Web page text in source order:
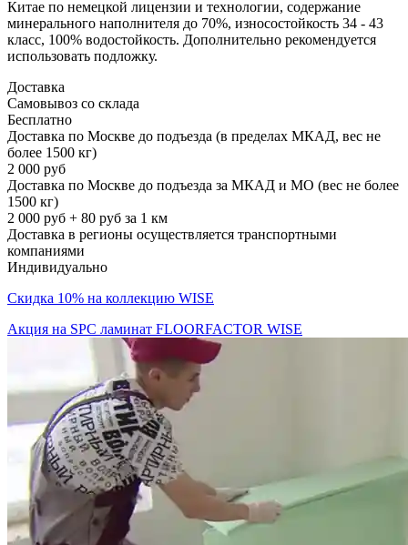
Китае по немецкой лицензии и технологии, содержание
минерального наполнителя до 70%, износостойкость 34 - 43
класс, 100% водостойкость. Дополнительно рекомендуется
использовать подложку.
Доставка
Самовывоз со склада
Бесплатно
Доставка по Москве до подъезда (в пределах МКАД, вес не
более 1500 кг)
2 000 руб
Доставка по Москве до подъезда за МКАД и МО (вес не более
1500 кг)
2 000 руб + 80 руб за 1 км
Доставка в регионы осуществляется транспортными
компаниями
Индивидуально
Скидка 10% на коллекцию WISE
Акция на SPC ламинат FLOORFACTOR WISE